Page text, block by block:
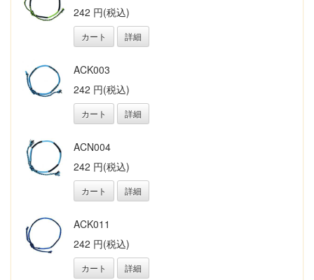
242 円(税込)
カート 詳細
ACK003
242 円(税込)
カート 詳細
ACN004
242 円(税込)
カート 詳細
ACK011
242 円(税込)
カート 詳細